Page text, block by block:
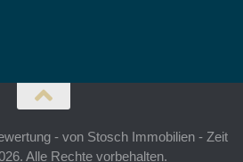
- von Stosch Immobilien - Zeit
Alle Rechte vorbehalten.